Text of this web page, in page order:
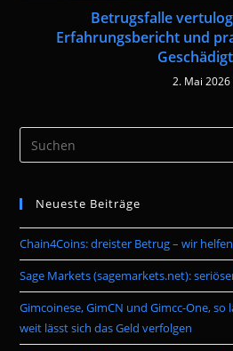
Betrugsfalle
Erfahrungsbericht und
2. Mai 2026
Neueste Beiträge
Chain4Coins: dreister Betrug – wir
Sage Markets (sagemarkets.net):
Gimcoinese, GimCN und Gimcc-One, so
weit lässt sich das Geld verfolgen